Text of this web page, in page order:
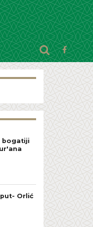
bogatiji
Orlić